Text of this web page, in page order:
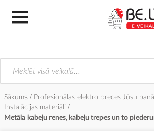
Sākums
Profesionālas elektro preces Jūsu
Instalācijas materiāli
Metāla kabeļu renes, kabeļu trepes un to